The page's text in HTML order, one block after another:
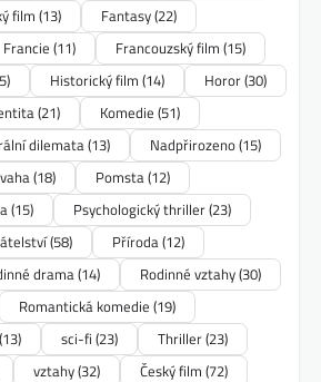
film(13) Fantasy(22)
Francie (11) Francouzský film (15)
Historický film (14) Horor(30)
(21) Komedie (51)
dilemata(13) Nadpřirozeno(15)
(18) Pomsta(12)
(15) Psychologický thriller(23)
(58) Příroda(12)
drama(14) Rodinné vztahy(30)
Romantická komedie (19)
(13) sci-fi (23) Thriller(23)
vztahy(32) Český film (72)